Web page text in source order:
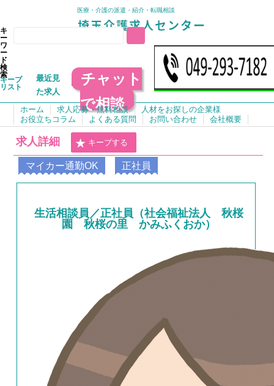
医療・介護の派遣・紹介・転職相談
キ
ー
ワ
ー
ド
検
索
キープ
リスト
最近見
た求人
チャット
で相談
ホーム 求人応募・無料相談
人材をお探しの企業様
お役立ちコラム
よくある質問 お問い合わせ 会社概要
求人詳細 キープする
マイカー通勤OK 正社員
生活相談員／正社員（社会福祉法人 秋桜
園 秋桜の里 かみふくおか）